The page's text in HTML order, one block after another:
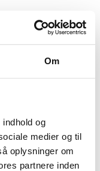
Om
og
medier og til
oplysninger om
partnere inden